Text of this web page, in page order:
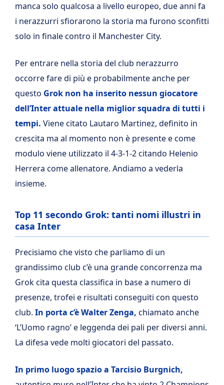
manca solo qualcosa a livello europeo, due anni fa
i nerazzurri sfiorarono la storia ma furono sconfitti
solo in finale contro il Manchester City.
Per entrare nella storia del club nerazzurro
occorre fare di più e probabilmente anche per
questo Grok non ha inserito nessun giocatore
dell’Inter attuale nella miglior squadra di tutti i
tempi. Viene citato Lautaro Martinez, definito in
crescita ma al momento non è presente e come
modulo viene utilizzato il 4-3-1-2 citando Helenio
Herrera come allenatore. Andiamo a vederla
insieme.
Top 11 secondo Grok: tanti nomi illustri in
casa Inter
Precisiamo che visto che parliamo di un
grandissimo club c’è una grande concorrenza ma
Grok cita questa classifica in base a numero di
presenze, trofei e risultati conseguiti con questo
club. In porta c’è Walter Zenga, chiamato anche
‘L’Uomo ragno’ e leggenda dei pali per diversi anni.
La difesa vede molti giocatori del passato.
In primo luogo spazio a Tarcisio Burgnich,